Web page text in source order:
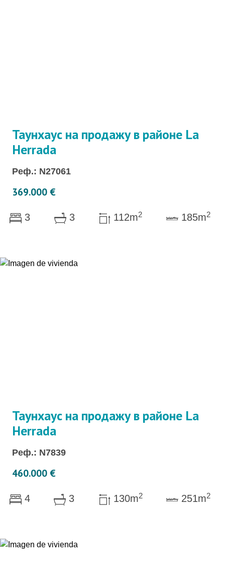
Таунхаус на продажу в районе La
Herrada
Реф.: N27061
369.000 €
3 3 112m2 185m2
Таунхаус на продажу в районе La
Herrada
Реф.: N7839
460.000 €
4 3 130m2 251m2